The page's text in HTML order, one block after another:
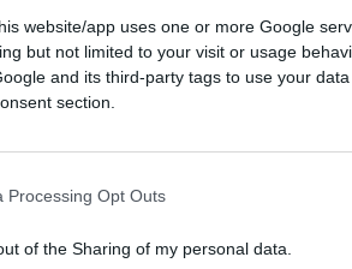
website/app uses one or more Google
but not limited to your visit or usage
and its third-party tags to use your
section.
Processing Opt Outs
of the Sharing of my personal data.
više